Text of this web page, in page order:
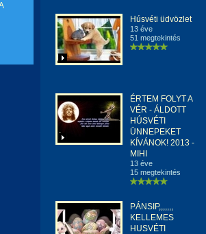
Húsvéti üdvözlet
13 éve
51 megtekintés
ÉRTEM FOLYT A
VÉR - ÁLDOTT
HÚSVÉTI
ÜNNEPEKET
KÍVÁNOK! 2013 -
MIHI
13 éve
15 megtekintés
PÁNSIP,,,,,,,
KELLEMES
HUSVÉTI